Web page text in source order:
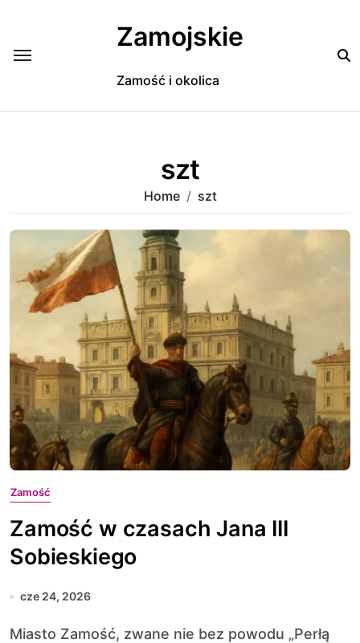
Zamojskie
Zamość i okolica
szt
Home szt
Zamość
Zamość w czasach Jana III
Sobieskiego
cze 24, 2026
Miasto Zamość, zwane nie bez powodu „Perłą